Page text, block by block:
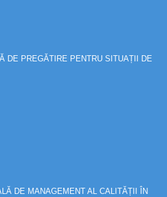
DE PREGĂTIRE PENTRU SITUAȚII DE
DE MANAGEMENT AL CALITĂȚII ÎN